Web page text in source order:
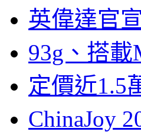
英偉達官
93g、搭
定價近1.5
ChinaJoy